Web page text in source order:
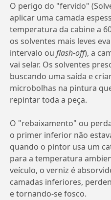
O perigo do "fervido"
aplicar uma camada
temperatura da cabine a
os solventes mais leves
intervalo ou flash-off), a
vai selar. Os solventes
buscando uma saída e
microbolhas na pintura
repintar toda a peça.
O "rebaixamento" ou
o primer inferior não
quando o pintor usa um
para a temperatura
veículo, o verniz é
camadas inferiores,
e tornando-se fosco.